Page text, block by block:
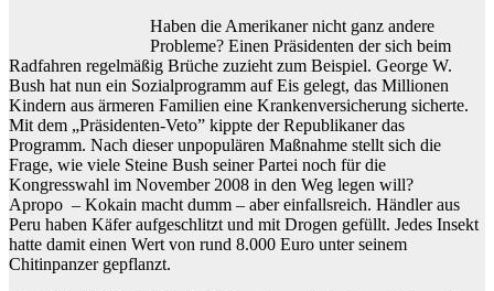
Haben die Amerikaner nicht ganz andere
Probleme? Einen Präsidenten der sich beim
Radfahren regelmäßig Brüche zuzieht zum Beispiel. George W.
Bush hat nun ein Sozialprogramm auf Eis gelegt, das Millionen
Kindern aus ärmeren Familien eine Krankenversicherung sicherte.
Mit dem „Präsidenten-Veto” kippte der Republikaner das
Programm. Nach dieser unpopulären Maßnahme stellt sich die
Frage, wie viele Steine Bush seiner Partei noch für die
Kongresswahl im November 2008 in den Weg legen will?
Apropo – Kokain macht dumm – aber einfallsreich. Händler aus
Peru haben Käfer aufgeschlitzt und mit Drogen gefüllt. Jedes Insekt
hatte damit einen Wert von rund 8.000 Euro unter seinem
Chitinpanzer gepflanzt.